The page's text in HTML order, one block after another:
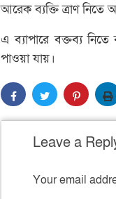
আরেক ব্যক্তি ত্রাণ
এ ব্যাপারে বক্তব্য
পাওয়া যায়।
Leave a
Your email